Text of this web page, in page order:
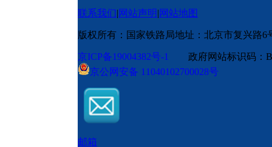
联系我们|网站声明|网站地图
版权所有：国家铁路局地址：北京市复兴路6
京ICP备19004382号-1
政府网站标识码
京公网安备 11040102700028号
邮箱